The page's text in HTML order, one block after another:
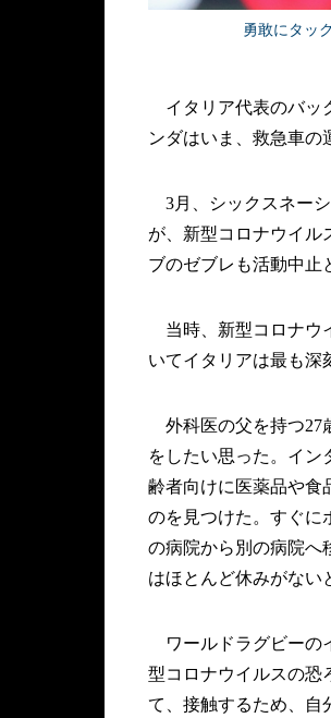
勇敢にタッ
イタリア代表のバッ
ンダはいま、救急車の
3月、シックスネー
が、新型コロナウイル
ブのゼブレも活動中止
当時、新型コロナウ
いてイタリアは最も深
外科医の父を持つ27
をしたい思った。イン
齢者向けに医薬品や食
のを見つけた。すぐに
の病院から別の病院へ
はほとんど休みがない
ワールドラグビーの
型コロナウイルスの恐
て、接触するため、自